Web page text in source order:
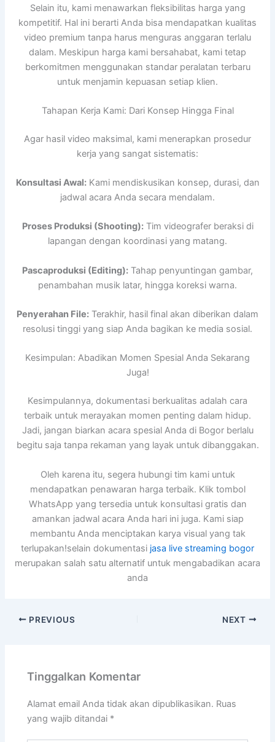
Selain itu, kami menawarkan fleksibilitas harga yang
kompetitif. Hal ini berarti Anda bisa mendapatkan kualitas
video premium tanpa harus menguras anggaran terlalu
dalam. Meskipun harga kami bersahabat, kami tetap
berkomitmen menggunakan standar peralatan terbaru
untuk menjamin kepuasan setiap klien.
Tahapan Kerja Kami: Dari Konsep Hingga Final
Agar hasil video maksimal, kami menerapkan prosedur
kerja yang sangat sistematis:
Konsultasi Awal:Kami mendiskusikan konsep, durasi, dan
jadwal acara Anda secara mendalam.
Proses Produksi (Shooting):Tim videografer beraksi di
lapangan dengan koordinasi yang matang.
Pascaproduksi (Editing): Tahap penyuntingan gambar,
penambahan musik latar, hingga koreksi warna.
Penyerahan File: Terakhir, hasil final akan diberikan dalam
resolusi tinggi yang siap Anda bagikan ke media sosial.
Kesimpulan: Abadikan Momen Spesial Anda Sekarang
Juga!
Kesimpulannya, dokumentasi berkualitas adalah cara
terbaik untuk merayakan momen penting dalam hidup.
Jadi, jangan biarkan acara spesial Anda di Bogor berlalu
begitu saja tanpa rekaman yang layak untuk dibanggakan.
Oleh karena itu, segera hubungi tim kami untuk
mendapatkan penawaran harga terbaik. Klik tombol
WhatsApp yang tersedia untuk konsultasi gratis dan
amankan jadwal acara Anda hari ini juga. Kami siap
membantu Anda menciptakan karya visual yang tak
terlupakan!selain dokumentasi jasa live streaming bogor
merupakan salah satu alternatif untuk mengabadikan acara
anda
PREVIOUS NEXT
Tinggalkan Komentar
Alamat email Anda tidak akan dipublikasikan. Ruas
yang wajib ditandai *